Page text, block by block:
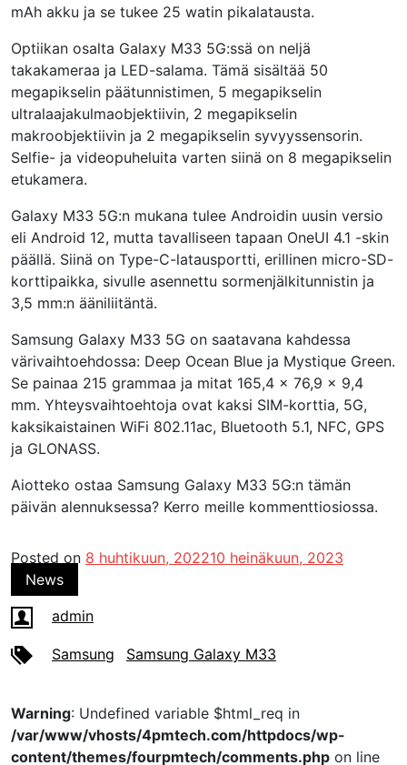
mAh akku ja se tukee 25 watin pikalatausta.
Optiikan osalta Galaxy M33 5G:ssä on neljä
takakameraa ja LED-salama. Tämä sisältää 50
megapikselin päätunnistimen, 5 megapikselin
ultralaajakulmaobjektiivin, 2 megapikselin
makroobjektiivin ja 2 megapikselin syvyyssensorin.
Selfie- ja videopuheluita varten siinä on 8 megapikselin
etukamera.
Galaxy M33 5G:n mukana tulee Androidin uusin versio
eli Android 12, mutta tavalliseen tapaan OneUI 4.1 -skin
päällä. Siinä on Type-C-latausportti, erillinen micro-SD-
korttipaikka, sivulle asennettu sormenjälkitunnistin ja
3,5 mm:n ääniliitäntä.
Samsung Galaxy M33 5G on saatavana kahdessa
värivaihtoehdossa: Deep Ocean Blue ja Mystique Green.
Se painaa 215 grammaa ja mitat 165,4 × 76,9 × 9,4
mm. Yhteysvaihtoehtoja ovat kaksi SIM-korttia, 5G,
kaksikaistainen WiFi 802.11ac, Bluetooth 5.1, NFC, GPS
ja GLONASS.
Aiotteko ostaa Samsung Galaxy M33 5G:n tämän
päivän alennuksessa? Kerro meille kommenttiosiossa.
Posted on 8 huhtikuun, 202210 heinäkuun, 2023
News
admin
Samsung Samsung Galaxy M33
Warning: Undefined variable $html_req in
/var/www/vhosts/4pmtech.com/httpdocs/wp-
content/themes/fourpmtech/comments.php on line